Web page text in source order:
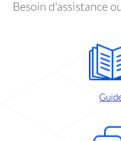
Besoin d'assistance